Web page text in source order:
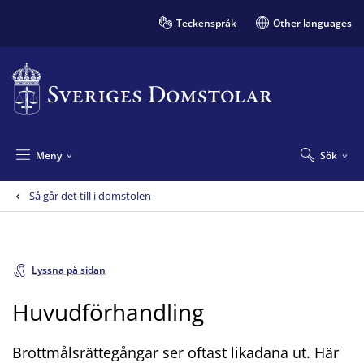
Teckenspråk Other languages
Sök
Meny
Så går det till i domstolen
Lyssna på sidan
Huvudförhandling
Brottmålsrättegångar ser oftast likadana ut. Här